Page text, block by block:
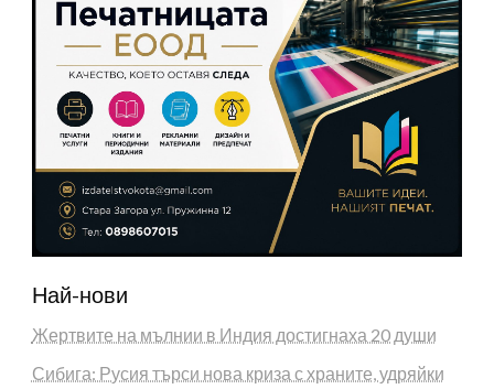
Най-нови
Жертвите на мълнии в Индия достигнаха 20 души
Сибига: Русия търси нова криза с храните, удряйки